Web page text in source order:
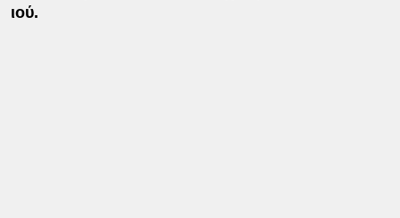
ιού.